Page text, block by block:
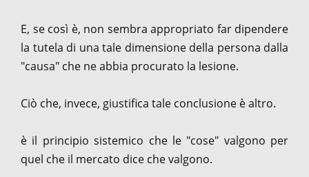
E, se così è, non sembra appropriato far dipendere
la tutela di una tale dimensione della persona dalla
"causa" che ne abbia procurato la lesione.
Ciò che, invece, giustifica tale conclusione è altro.
è il principio sistemico che le "cose" valgono per
quel che il mercato dice che valgono.